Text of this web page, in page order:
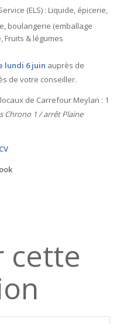
(ELS) : Liquide, épicerie,
boulangerie (emballage
Fruits & légumes
lundi 6 juin auprès de
de votre conseiller.
de Carrefour Meylan : 1
Chrono 1 / arrêt Plaine
cette